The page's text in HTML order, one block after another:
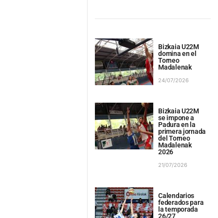
Bizkaia U22M
domina en el
Torneo
Madalenak
24/07/2026
Bizkaia U22M
se impone a
Padura en la
primera jornada
del Torneo
Madalenak
2026
21/07/2026
Calendarios
federados para
la temporada
26/27